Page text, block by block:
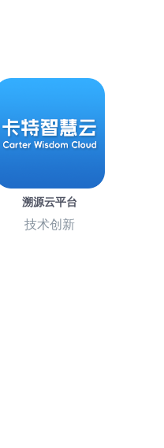
溯源云平台
技术创新